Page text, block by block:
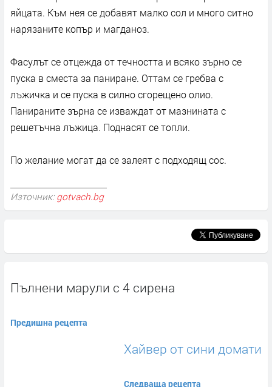
яйцата. Към нея се добавят малко сол и много ситно
нарязаните копър и магданоз.
Фасулът се отцежда от течността и всяко зърно се
пуска в сместа за паниране. Оттам се гребва с
лъжичка и се пуска в силно сгорещено олио.
Панираните зърна се изваждат от мазнината с
решетъчна лъжица. Поднасят се топли.
По желание могат да се залеят с подходящ сос.
Източник: gotvach.bg
Пълнени марули с 4 сирена
Предишна рецепта
Хайвер от сини домати
Следваща рецепта